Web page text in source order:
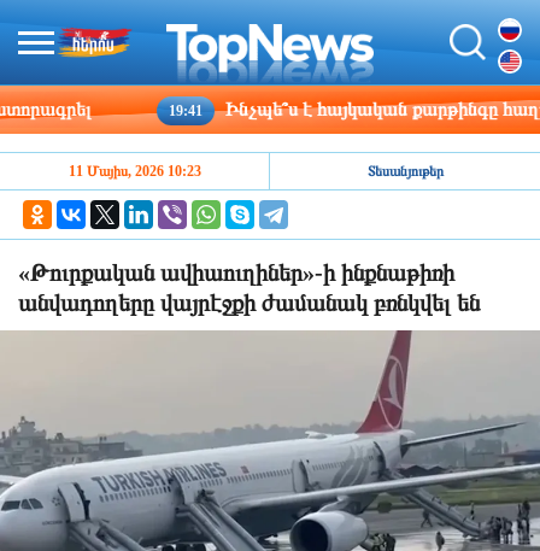
19:41 Ինչպե՞ս է հայկական քարթինգը
11 Մայիս, 2026 10:23 Տեսանյութեր
«Թուրքական ավիաուղիներ»-ի ինքնաթիռի
անվադողերը վայրէջքի ժամանակ բռնկվել են